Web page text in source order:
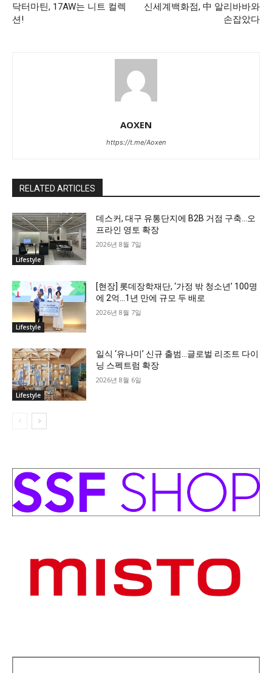
닥터마틴, 17AW는 니트 컬렉
션!
신세계백화점, 中 알리바바와
손잡았다
AOXEN
https://t.me/Aoxen
RELATED ARTICLES
Lifestyle
데스커, 대구 유통단지에 B2B 거점 구축…오
프라인 영토 확장
2026년 8월 7일
Lifestyle
[현장] 롯데장학재단, ‘가정 밖 청소년’ 100명
에 2억…1년 만에 규모 두 배로
2026년 8월 7일
Lifestyle
일식 ‘유나미’ 신규 출범…글로벌 리조트 다이
닝 스펙트럼 확장
2026년 8월 6일